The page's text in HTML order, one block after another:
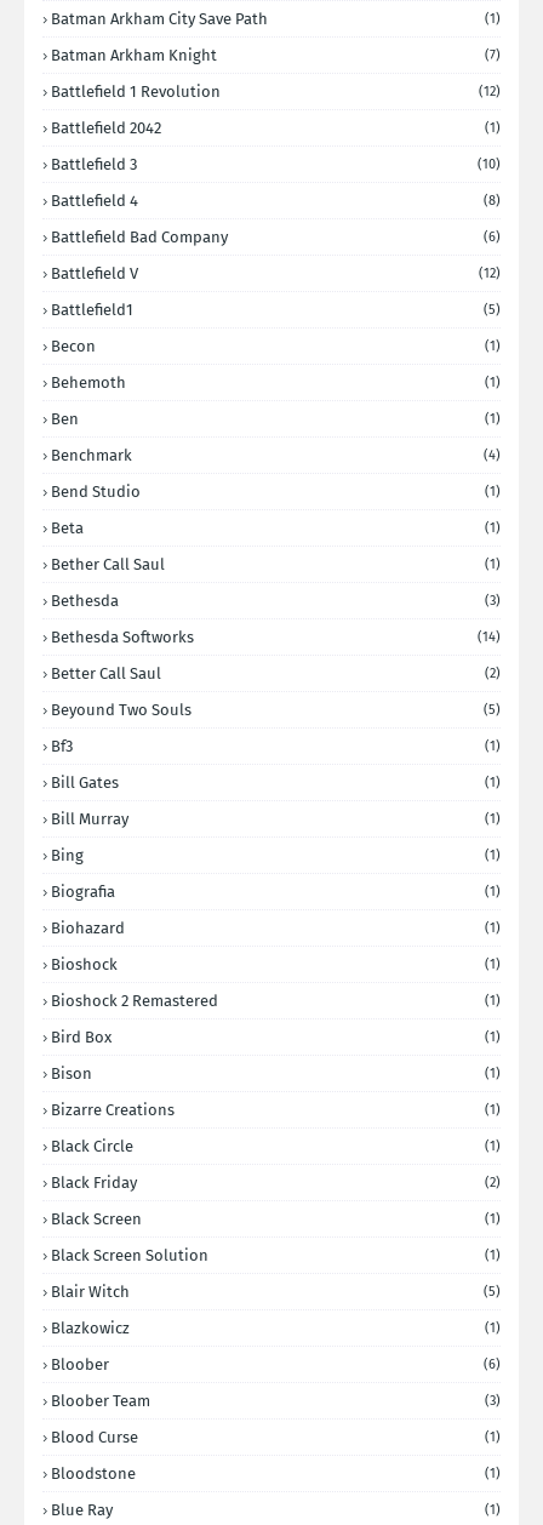
Batman Arkham City Save Path (1)
Batman Arkham Knight (7)
Battlefield 1 Revolution (12)
Battlefield 2042 (1)
Battlefield 3 (10)
Battlefield 4 (8)
Battlefield Bad Company (6)
Battlefield V (12)
Battlefield1 (5)
Becon (1)
Behemoth (1)
Ben (1)
Benchmark (4)
Bend Studio (1)
Beta (1)
Bether Call Saul (1)
Bethesda (3)
Bethesda Softworks (14)
Better Call Saul (2)
Beyound Two Souls (5)
Bf3 (1)
Bill Gates (1)
Bill Murray (1)
Bing (1)
Biografia (1)
Biohazard (1)
Bioshock (1)
Bioshock 2 Remastered (1)
Bird Box (1)
Bison (1)
Bizarre Creations (1)
Black Circle (1)
Black Friday (2)
Black Screen (1)
Black Screen Solution (1)
Blair Witch (5)
Blazkowicz (1)
Bloober (6)
Bloober Team (3)
Blood Curse (1)
Bloodstone (1)
Blue Ray (1)